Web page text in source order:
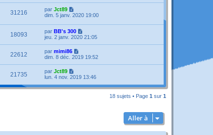
31216 par Jct89
dim. 5 janv. 2020 19:00
18093 par BB's 300
jeu. 2 janv. 2020 21:05
22612 par mimi86
dim. 8 déc. 2019 19:52
21735 par Jct89
lun. 4 nov. 2019 13:46
18 sujets • Page 1 sur 1
Aller à